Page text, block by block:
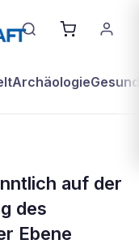
Archäologie
brennt
auf der
des
Ebene